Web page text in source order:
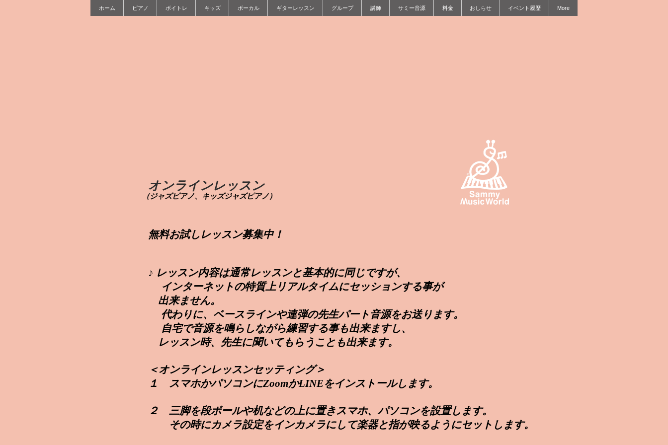
ホーム ピアノ ボイトレ キッズ ボーカル ギターレッスン グループ 講師 サミー音源 料金 おしらせ イベント履歴 More
オンラインレッスン
（ジャズピアノ、キッズジャズピアノ）
無料お試しレッスン募集中！
♪ レッスン内容は通常レッスンと基本的に同じですが、
インターネットの特質上リアルタイムにセッションする事が
出来ません。
代わりに、 ベースラインや連弾の先生パート音源をお送ります。
自宅で音源を鳴らしながら練習する事も出来ますし、
レッスン時、先生に聞いてもらうことも出来ます。
​＜オンラインレッスンセッティング＞
１ スマホかパソコンにZoomかLINEをインストールします。
２​ 三脚を段ボールや机などの上に置きスマホ、パソコンを設置します。
その時にカメラ設定をインカメラにして楽器と指が映るように​セットします。